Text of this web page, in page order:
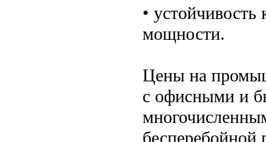
•
мощности.
Цены на
с офисными и
бесперебойной